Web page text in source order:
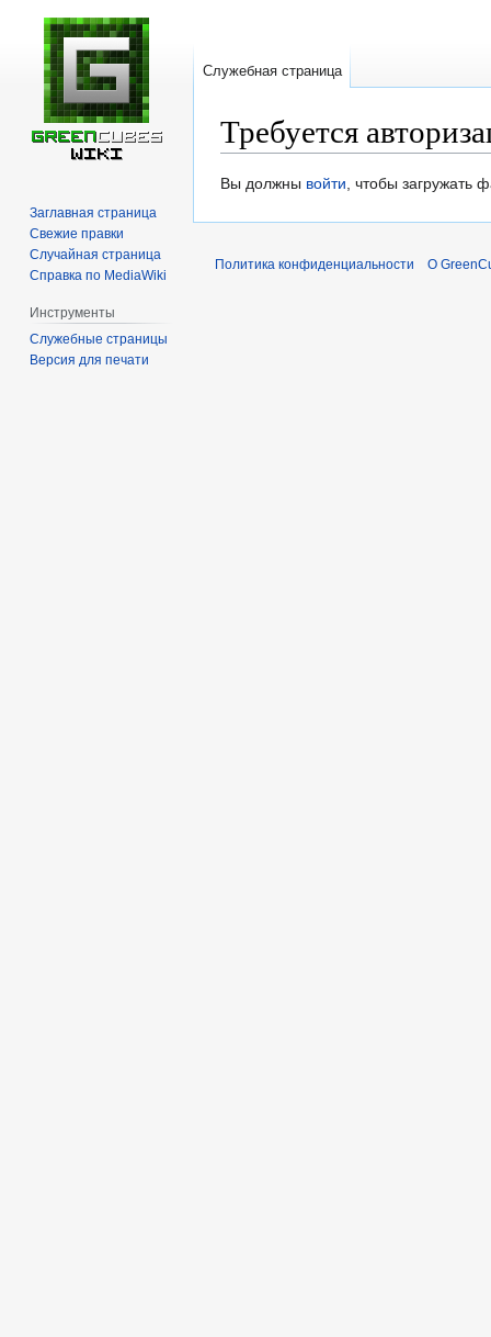
Требуется
Перейти
Перейти
Вы должны войти, чтобы загружать
Служебная страница
Заглавная страница
Свежие правки
Случайная страница
Справка по MediaWiki
Инструменты
Служебные страницы
Версия для печати
Политика конфиденциальности О